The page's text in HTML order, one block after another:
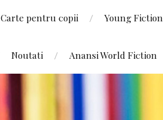
Carte pentru copii Young Fiction
Noutati Anansi World Fiction